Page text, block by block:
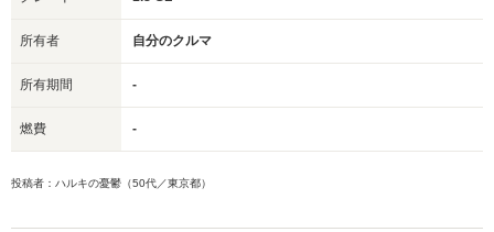
所有者 自分のクルマ
所有期間 -
燃費 -
投稿者：ハルキの憂鬱（50代／東京都）